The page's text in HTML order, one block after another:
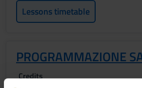
Lessons timetable
PROGRAMMAZIONE
Credits